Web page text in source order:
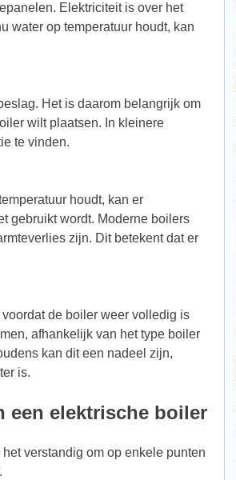
Elektriciteit is over het
water op temperatuur houdt, kan
Het is daarom belangrijk om
wilt plaatsen. In kleinere
te vinden.
houdt, kan er
gebruikt wordt. Moderne boilers
zijn. Dit betekent dat er
de boiler weer volledig is
afhankelijk van het type boiler
kan dit een nadeel zijn,
is.
een elektrische boiler
verstandig om op enkele punten